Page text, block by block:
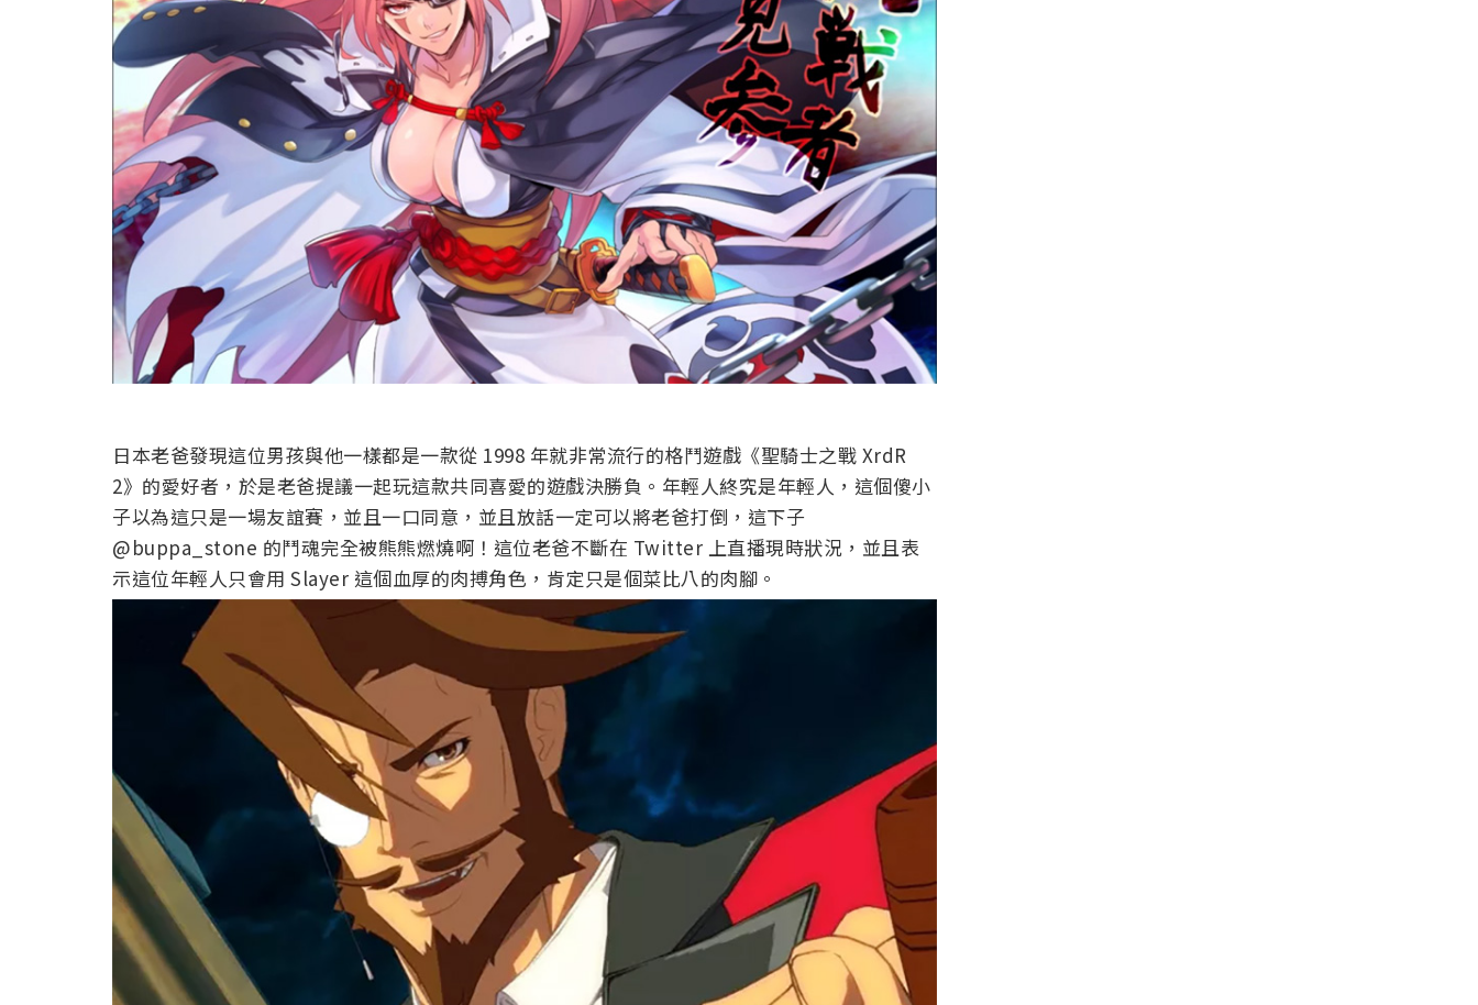
日本老爸發現這位男孩與他一樣都是一款從 1998 年就非常流行的格鬥遊戲《聖騎士之戰 XrdR
2》的愛好者，於是老爸提議一起玩這款共同喜愛的遊戲決勝負。年輕人終究是年輕人，這個傻小
子以為這只是一場友誼賽，並且一口同意，並且放話一定可以將老爸打倒，這下子
@buppa_stone 的鬥魂完全被熊熊燃燒啊！這位老爸不斷在 Twitter 上直播現時狀況，並且表
示這位年輕人只會用 Slayer 這個血厚的肉搏角色，肯定只是個菜比八的肉腳。